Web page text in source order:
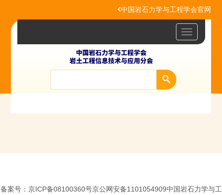
中国岩石力学与工程学会官网
Toggle
备案号：京ICP备08100360号京公网安备1101054909中国岩石力学与工